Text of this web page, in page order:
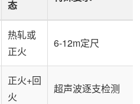
态
热轧或
正火
6-12m定尺
正火+回
火
超声波逐支检测